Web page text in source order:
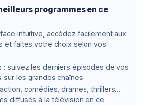
programmes en ce
intuitive, accédez facilement aux
et faites votre choix selon vos
: suivez les derniers épisodes de vos
les grandes chaînes.
comédies, drames, thrillers…
diffusés à la télévision en ce